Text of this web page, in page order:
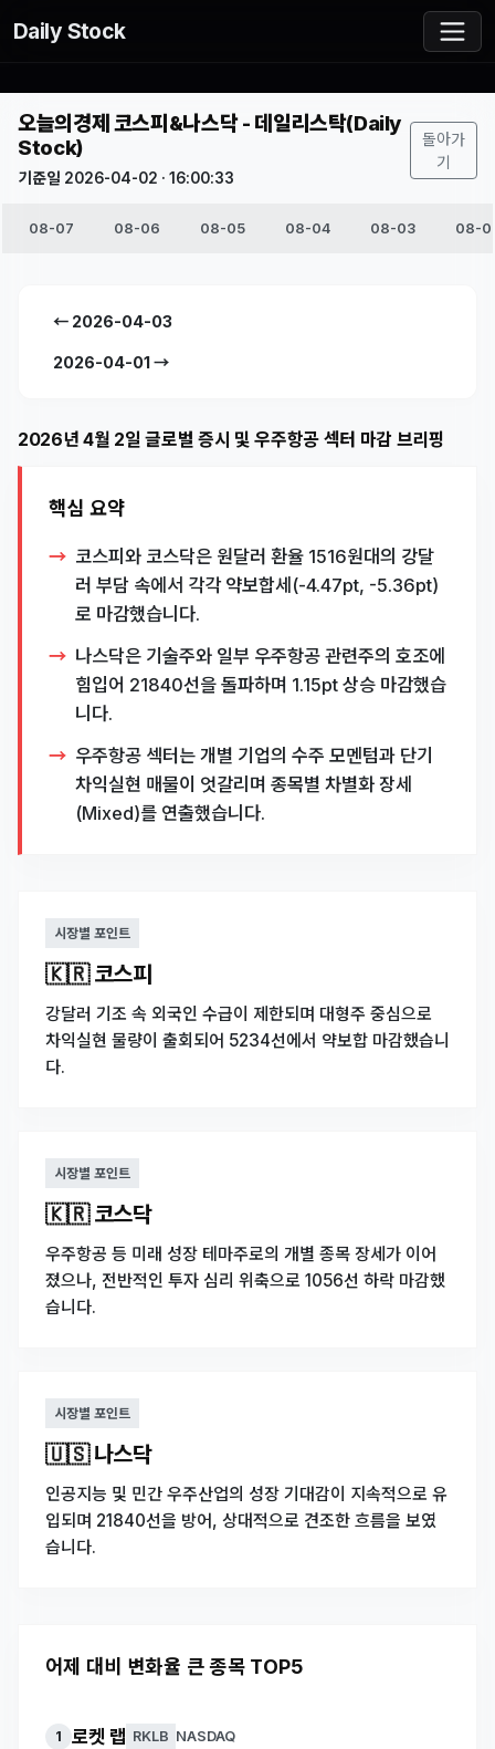
Daily Stock
오늘의경제 코스피&나스닥 - 데일리스탁(Daily
Stock)
기준일 2026-04-02 · 16:00:33
돌아가
기
08-07 08-06 08-05 08-04 08-03 08-
← 2026-04-03
2026-04-01 →
2026년 4월 2일 글로벌 증시 및 우주항공 섹터 마감 브리핑
핵심 요약
코스피와 코스닥은 원달러 환율 1516원대의 강달
러 부담 속에서 각각 약보합세(-4.47pt, -5.36pt)
로 마감했습니다.
나스닥은 기술주와 일부 우주항공 관련주의 호조에
힘입어 21840선을 돌파하며 1.15pt 상승 마감했습
니다.
우주항공 섹터는 개별 기업의 수주 모멘텀과 단기
차익실현 매물이 엇갈리며 종목별 차별화 장세
(Mixed)를 연출했습니다.
시장별 포인트
🇰🇷 코스피
강달러 기조 속 외국인 수급이 제한되며 대형주 중심으로
차익실현 물량이 출회되어 5234선에서 약보합 마감했습니
다.
시장별 포인트
🇰🇷 코스닥
우주항공 등 미래 성장 테마주로의 개별 종목 장세가 이어
졌으나, 전반적인 투자 심리 위축으로 1056선 하락 마감했
습니다.
시장별 포인트
🇺🇸 나스닥
인공지능 및 민간 우주산업의 성장 기대감이 지속적으로 유
입되며 21840선을 방어, 상대적으로 견조한 흐름을 보였
습니다.
어제 대비 변화율 큰 종목 TOP5
1 로켓 랩 RKLB NASDAQ